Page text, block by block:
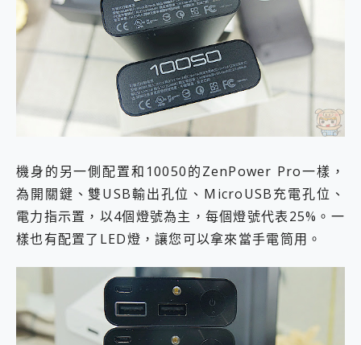
機身的另一側配置和10050的ZenPower Pro一樣，
為開關鍵、雙USB輸出孔位、MicroUSB充電孔位、
電力指示置，以4個燈號為主，每個燈號代表25%。一
樣也有配置了LED燈，讓您可以拿來當手電筒用。